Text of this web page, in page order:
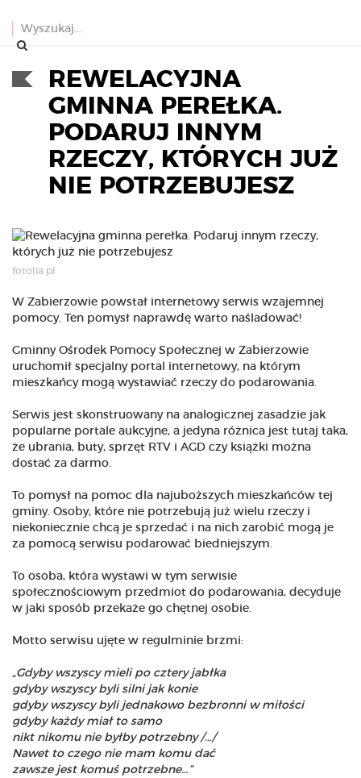
REWELACYJNA
GMINNA PEREŁKA.
PODARUJ INNYM
RZECZY, KTÓRYCH JUŻ
NIE POTRZEBUJESZ
fotolia.pl
W Zabierzowie powstał internetowy serwis wzajemnej
pomocy. Ten pomysł naprawdę warto naśladować!
Gminny Ośrodek Pomocy Społecznej w Zabierzowie
uruchomił specjalny portal internetowy, na którym
mieszkańcy mogą wystawiać rzeczy do podarowania.
Serwis jest skonstruowany na analogicznej zasadzie jak
popularne portale aukcyjne, a jedyna różnica jest tutaj taka,
że ubrania, buty, sprzęt RTV i AGD czy książki można
dostać za darmo.
To pomysł na pomoc dla najuboższych mieszkańców tej
gminy. Osoby, które nie potrzebują już wielu rzeczy i
niekoniecznie chcą je sprzedać i na nich zarobić mogą je
za pomocą serwisu podarować biedniejszym.
To osoba, która wystawi w tym serwisie
społecznościowym przedmiot do podarowania, decyduje
w jaki sposób przekaże go chętnej osobie.
Motto serwisu ujęte w regulminie brzmi:
„Gdyby wszyscy mieli po cztery jabłka
gdyby wszyscy byli silni jak konie
gdyby wszyscy byli jednakowo bezbronni w miłości
gdyby każdy miał to samo
nikt nikomu nie byłby potrzebny /…/
Nawet to czego nie mam komu dać
zawsze jest komuś potrzebne…”